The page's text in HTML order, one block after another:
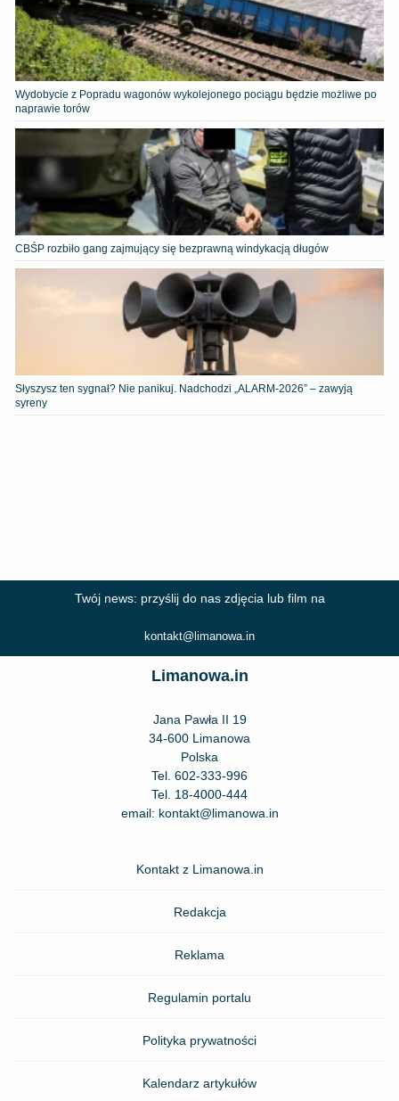
Wydobycie z Popradu wagonów wykolejonego pociągu będzie możliwe po
naprawie torów
CBŚP rozbiło gang zajmujący się bezprawną windykacją długów
Słyszysz ten sygnał? Nie panikuj. Nadchodzi „ALARM-2026” – zawyją
syreny
Twój news: przyślij do nas zdjęcia lub film na
kontakt@limanowa.in
Limanowa.in
Jana Pawła II 19
34-600 Limanowa
Polska
Tel. 602-333-996
Tel. 18-4000-444
email: kontakt@limanowa.in
Kontakt z Limanowa.in
Redakcja
Reklama
Regulamin portalu
Polityka prywatności
Kalendarz artykułów